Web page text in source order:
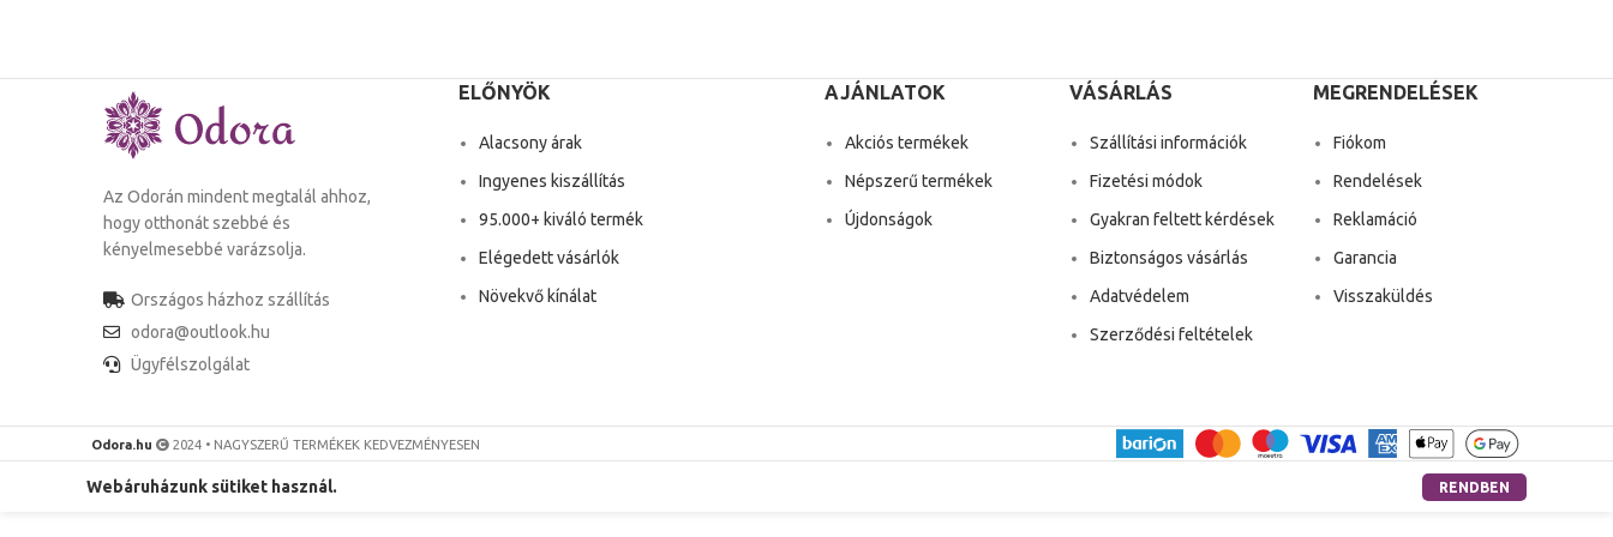
Az Odorán mindent megtalál ahhoz,
hogy otthonát szebbé és
kényelmesebbé varázsolja.
Országos házhoz szállítás
odora@outlook.hu
Ügyfélszolgálat
ELŐNYÖK
Alacsony árak
Ingyenes kiszállítás
95.000+ kiváló termék
Elégedett vásárlók
Növekvő kínálat
AJÁNLATOK
Akciós termékek
Népszerű termékek
Újdonságok
VÁSÁRLÁS
Szállítási információk
Fizetési módok
Gyakran feltett kérdések
Biztonságos vásárlás
Adatvédelem
Szerződési feltételek
MEGRENDELÉSEK
Fiókom
Rendelések
Reklamáció
Garancia
Visszaküldés
Odora.hu 2024 • NAGYSZERŰ TERMÉKEK KEDVEZMÉNYESEN
Webáruházunk sütiket használ. RENDBEN